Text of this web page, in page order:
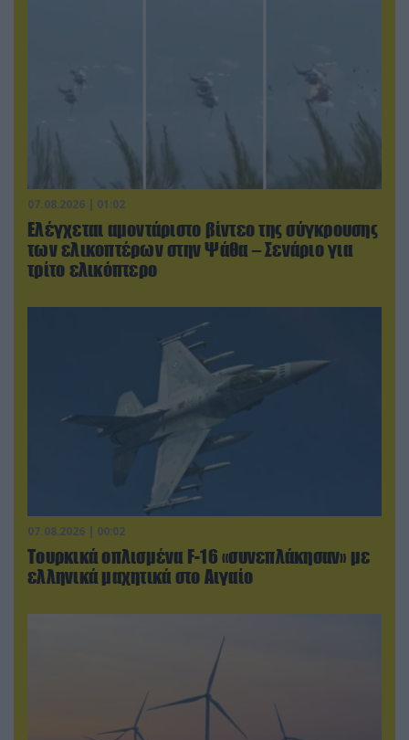
07.08.2026 | 01:02
Ελέγχεται αμοντάριστο βίντεο της σύγκρουσης
των ελικοπτέρων στην Ψάθα – Σενάριο για
τρίτο ελικόπτερο
07.08.2026 | 00:02
Τουρκικά οπλισμένα F-16 «συνεπλάκησαν» με
ελληνικά μαχητικά στο Αιγαίο